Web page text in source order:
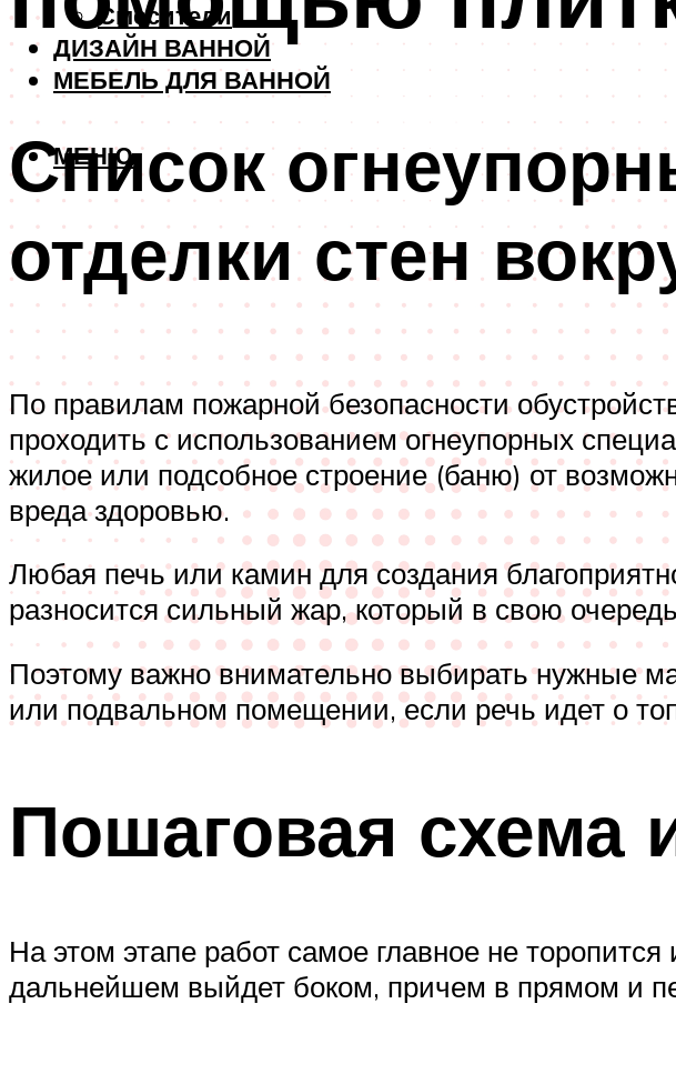
Смесители
ДИЗАЙН ВАННОЙ
МЕБЕЛЬ ДЛЯ ВАННОЙ
МЕНЮ
Список
отделки стен
По правилам пожарной безопасности
проходить с использованием огнеупорных
жилое или подсобное строение (баню) от
вреда здоровью.
Любая печь или камин для создания
разносится сильный жар, который в свою
Поэтому важно внимательно выбирать нужные
или подвальном помещении, если речь идет о
Пошаговая схема
На этом этапе работ самое главное не
дальнейшем выйдет боком, причем в прямом и